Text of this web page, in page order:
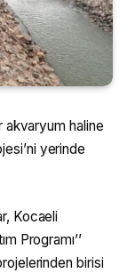
akvaryum haline
yerinde
Kocaeli
Programı’’
birisi